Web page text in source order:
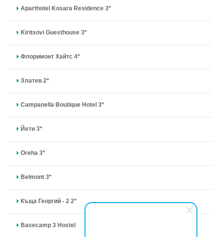
Aparthotel Kosara Residence 3*
Kiritsovi Guesthouse 3*
Флоримонт Хайтс 4*
Златев 2*
Campanella Boutique Hotel 3*
Йети 3*
Oreha 3*
Belmont 3*
Къща Георгий - 2 2*
Basecamp 3 Hostel